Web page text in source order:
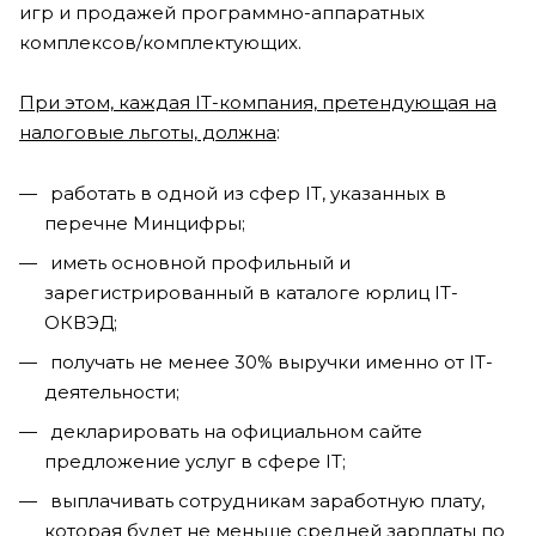
игр и продажей программно-аппаратных
комплексов/комплектующих.
При этом, каждая IT-компания, претендующая на
налоговые льготы, должна:
работать в одной из сфер IT, указанных в
перечне Минцифры;
иметь основной профильный и
зарегистрированный в каталоге юрлиц IT-
ОКВЭД;
получать не менее 30% выручки именно от IT-
деятельности;
декларировать на официальном сайте
предложение услуг в сфере IT;
выплачивать сотрудникам заработную плату,
которая будет не меньше средней зарплаты по